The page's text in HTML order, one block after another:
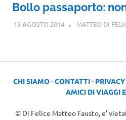
Bollo passaporto:
13 AGOSTO 2014 MATTEO DI
CHI SIAMO-CONTATTI-
AMICI DI VIAGGI
© Di Felice Matteo Fausto, e'